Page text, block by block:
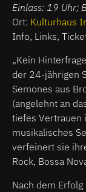
Einlass: 19 Uhr;
Ort: Kulturhaus
Info, Links,
„Kein
der 24-jährigen
Semones aus
(angelehnt an
tiefes Vertrauen
musikalisches
verfeinert sie
Rock, Bossa
Nach dem